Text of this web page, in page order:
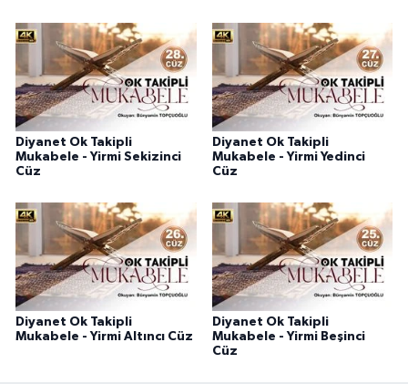
Diyanet Ok Takipli
Mukabele - Yirmi Sekizinci
Cüz
Diyanet Ok Takipli
Mukabele - Yirmi Yedinci
Cüz
Diyanet Ok Takipli
Mukabele - Yirmi Altıncı Cüz
Diyanet Ok Takipli
Mukabele - Yirmi Beşinci
Cüz